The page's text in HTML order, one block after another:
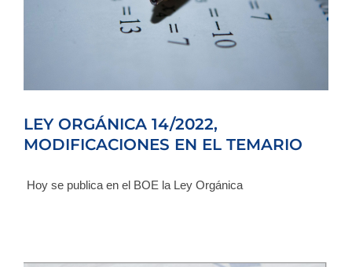
LEY ORGÁNICA 14/2022,
MODIFICACIONES EN EL TEMARIO
Hoy se publica en el BOE la Ley Orgánica